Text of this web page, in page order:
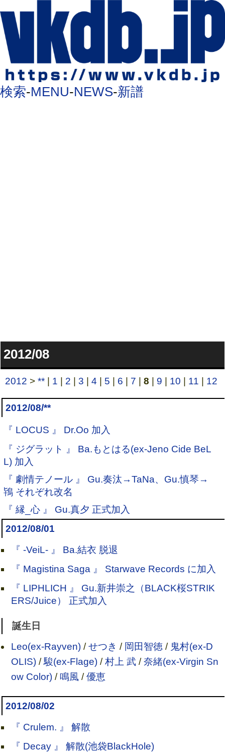
検索-MENU-NEWS-新譜
2012/08
2012 >** 1 2 |3 |4 5 6 7 |8 9 10 11 12
2012/08/**
『 LOCUS 』 Dr.Oo 加入
『 ジグラット 』 Ba.もとはる(ex-Jeno Cide BeL
L) 加入
『 劇情テノール 』 Gu.奏汰→TaNa、Gu.慎琴→
鴇 それぞれ改名
『 縁_心 』 Gu.真夕 正式加入
2012/08/01
『 -VeiL- 』 Ba.結衣 脱退
『 Magistina Saga 』 Starwave Records に加入
『 LIPHLICH 』 Gu.新井崇之（BLACK桜STRIK
ERS/Juice） 正式加入
誕生日
Leo(ex-Rayven)/せつき / 岡田智徳/ 鬼村(ex-D
OLIS)/駿(ex-Flage)/村上 武/奈緒(ex-Virgin Sn
ow Color)/鳴風 /優恵
2012/08/02
『 Crulem. 』 解散
『 Decay 』 解散(池袋BlackHole)